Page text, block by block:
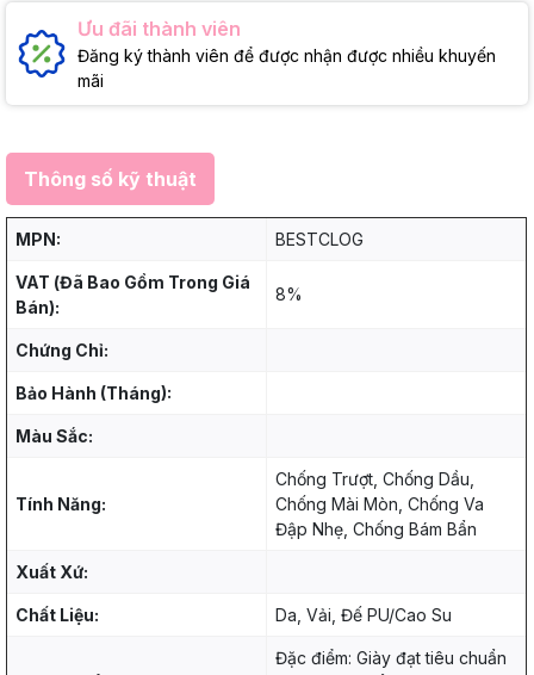
Ưu đãi thành viên
Đăng ký thành viên để được nhận được nhiều khuyến
mãi
Thông số kỹ thuật
MPN: BESTCLOG
VAT (Đã Bao Gồm Trong Giá
Bán):
8%
Chứng Chỉ:
Bảo Hành (Tháng):
Màu Sắc:
Tính Năng:
Chống Trượt, Chống Dầu,
Chống Mài Mòn, Chống Va
Đập Nhẹ, Chống Bám Bẩn
Xuất Xứ:
Chất Liệu: Da, Vải, Đế PU/Cao Su
Đặc điểm: Giày đạt tiêu chuẩn